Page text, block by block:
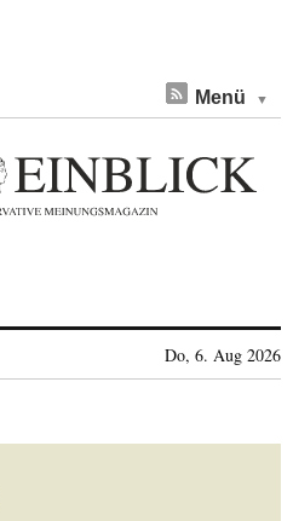
Menü
Do, 6. Aug 2026